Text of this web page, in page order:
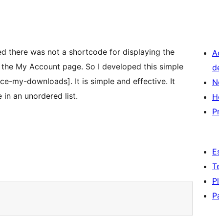
there was not a shortcode for displaying the
So I developed this simple
is simple and effective. It
an unordered list.